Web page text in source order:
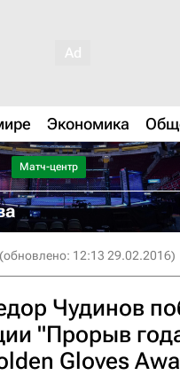
Экономика
Матч-центр
(обновлено: 12:13 29.02.2016)
Чудинов
"Прорыв
Gloves